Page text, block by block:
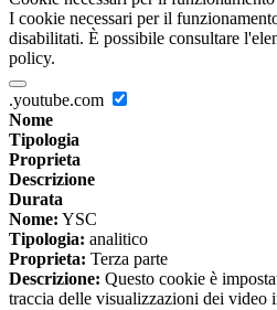
I cookie necessari per il
disabilitati. È possibile consultare
policy.
.youtube.com
Nome
Tipologia
Proprieta
Descrizione
Durata
Nome: YSC
Tipologia: analitico
Proprieta: Terza parte
Descrizione: Questo cookie è
traccia delle visualizzazioni dei video